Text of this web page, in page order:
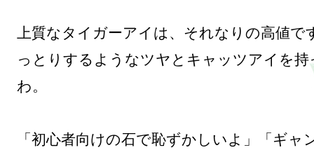
上質なタイガーアイは、それなりの高値で
っとりするようなツヤとキャッツアイを
わ。
「初心者向けの石で恥ずかしいよ」「ギャ